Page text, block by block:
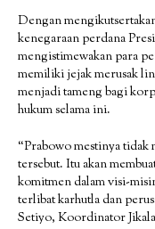
Dengan
kenegaraan perdana
mengistimewakan para
memiliki jejak merusak
menjadi tameng bagi
hukum selama ini.
“Prabowo mestinya tidak
tersebut. Itu akan
komitmen dalam visi-
terlibat karhutla dan
Setiyo, Koordinator